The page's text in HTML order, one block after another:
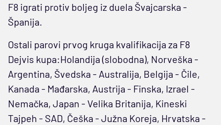
F8 igrati protiv boljeg iz duela Švajcarska -
Španija.
Ostali parovi prvog kruga kvalifikacija za F8
Dejvis kupa:Holandija (slobodna), Norveška -
Argentina, Švedska - Australija, Belgija - Čile,
Kanada - Mađarska, Austrija - Finska, Izrael -
Nemačka, Japan - Velika Britanija, Kineski
Tajpeh - SAD, Češka - Južna Koreja, Hrvatska -